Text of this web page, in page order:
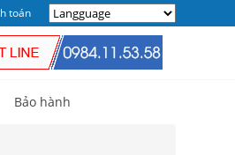
toán
Bảo hành